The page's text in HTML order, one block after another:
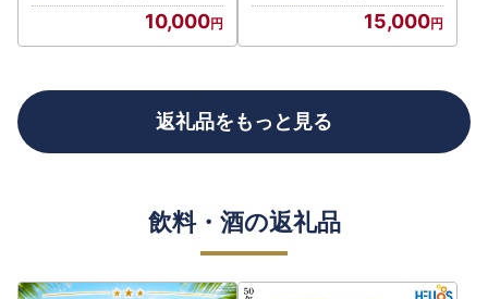
10,000 15,000
返礼品をもっと見る
飲料・酒の返礼品